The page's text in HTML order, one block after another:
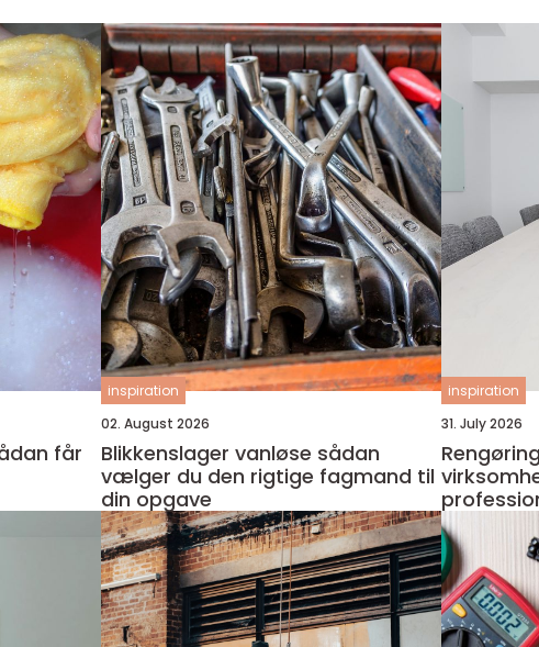
inspiration
02. August 2026
Blikkenslager vanløse sådan
vælger du den rigtige fagmand til
din opgave
inspiration
31. July 2026